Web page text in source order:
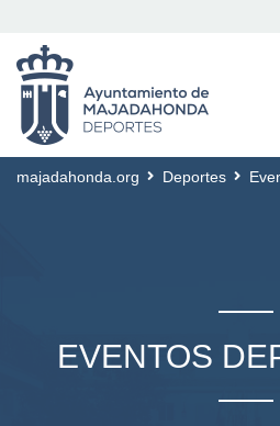
majadahonda.org Deportes
EVENTOS